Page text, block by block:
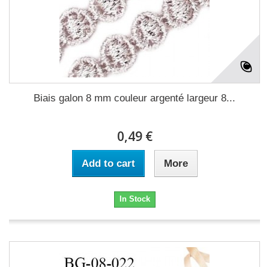
Biais galon 8 mm couleur argenté largeur 8...
0,49 €
Add to cart More
In Stock